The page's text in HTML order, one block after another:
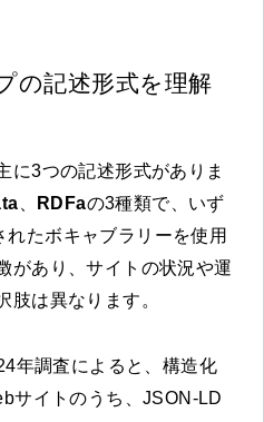
の記述形式を理解
に3つの記述形式がありま
RDFaの3種類で、いず
れたボキャブラリーを使用
があり、サイトの状況や運
肢は異なります。
年調査によると、構造化
サイトのうち、JSON-LD